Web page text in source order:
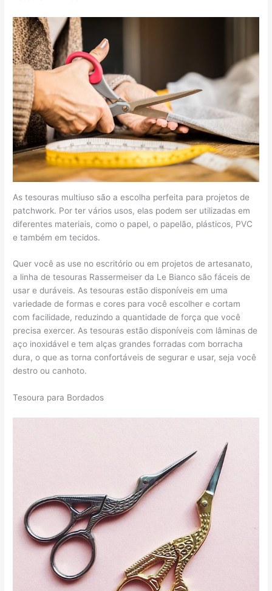
As tesouras multiuso são a escolha perfeita para projetos de
patchwork. Por ter vários usos, elas podem ser utilizadas em
diferentes materiais, como o papel, o papelão, plásticos, PVC
e também em tecidos.
Quer você as use no escritório ou em projetos de artesanato,
a linha de tesouras Rassermeiser da Le Bianco são fáceis de
usar e duráveis. As tesouras estão disponíveis em uma
variedade de formas e cores para você escolher e cortam
com facilidade, reduzindo a quantidade de força que você
precisa exercer. As tesouras estão disponíveis com lâminas de
aço inoxidável e tem alças grandes forradas com borracha
dura, o que as torna confortáveis de segurar e usar, seja você
destro ou canhoto.
Tesoura para Bordados